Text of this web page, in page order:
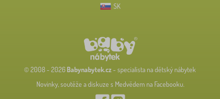
SK
© 2008 - 2026 Babynabytek.cz- specialista na dětský nábytek
Novinky, soutěže a diskuze s Medvědem na Facebooku.